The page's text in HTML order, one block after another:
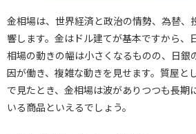
金相場は、世界経済と政治の情勢、為替、
響します。金はドル建てが基本ですから、
相場の動きの幅は小さくなるものの、日銀
因が働き、複雑な動きを見せます。質屋と
で見たとき、金相場は波がありつつも長期
いる商品といえるでしょう。